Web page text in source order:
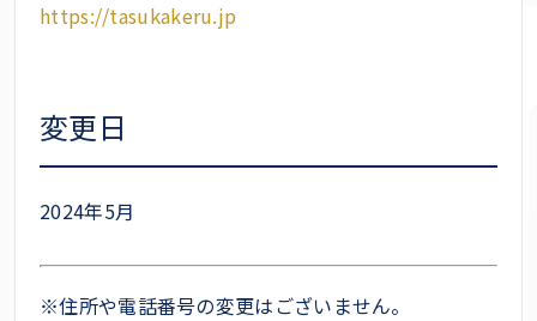
https://tasukakeru.jp
変更日
2024年5月
※住所や電話番号の変更はございません。